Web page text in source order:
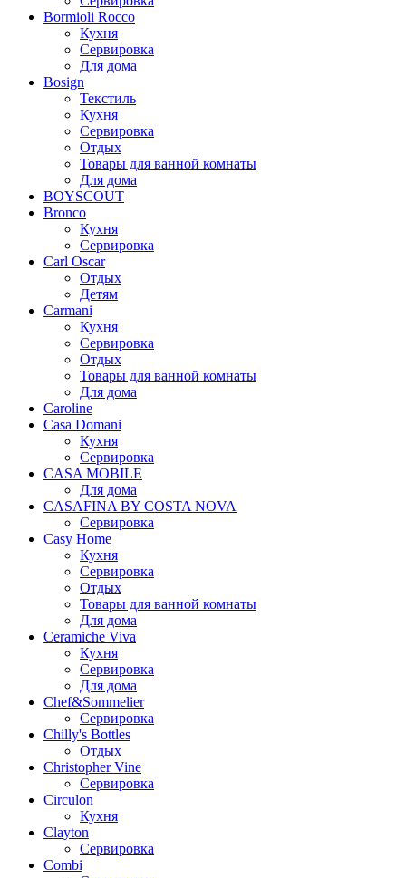
Bormioli Rocco
Кухня
Сервировка
Для дома
Bosign
Текстиль
Кухня
Сервировка
Отдых
Товары для ванной комнаты
Для дома
BOYSCOUT
Bronco
Кухня
Сервировка
Carl Oscar
Отдых
Детям
Carmani
Кухня
Сервировка
Отдых
Товары для ванной комнаты
Для дома
Caroline
Casa Domani
Кухня
Сервировка
CASA MOBILE
Для дома
CASAFINA BY COSTA NOVA
Сервировка
Casy Home
Кухня
Сервировка
Отдых
Товары для ванной комнаты
Для дома
Ceramiche Viva
Кухня
Сервировка
Для дома
Chef&Sommelier
Сервировка
Chilly's Bottles
Отдых
Christopher Vine
Сервировка
Circulon
Кухня
Clayton
Сервировка
Combi